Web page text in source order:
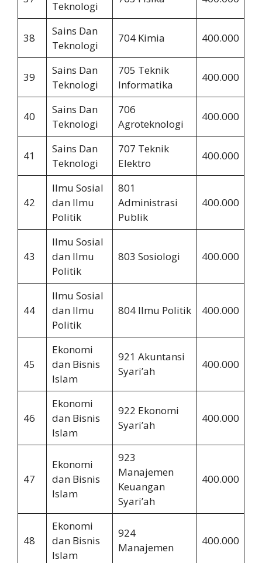
Teknologi
38
Sains Dan
Teknologi
704 Kimia 400.000
39
Sains Dan
Teknologi
705 Teknik
Informatika
400.000
40
Sains Dan
Teknologi
706
Agroteknologi
400.000
41
Sains Dan
Teknologi
707 Teknik
Elektro
400.000
42
Ilmu Sosial
dan Ilmu
Politik
801
Administrasi
Publik
400.000
43
Ilmu Sosial
dan Ilmu
Politik
803 Sosiologi 400.000
44
Ilmu Sosial
dan Ilmu
Politik
804 Ilmu Politik 400.000
45
Ekonomi
dan Bisnis
Islam
921 Akuntansi
Syari’ah
400.000
46
Ekonomi
dan Bisnis
Islam
922 Ekonomi
Syari’ah
400.000
47
Ekonomi
dan Bisnis
Islam
923
Manajemen
Keuangan
Syari’ah
400.000
48
Ekonomi
dan Bisnis
Islam
924
Manajemen
400.000